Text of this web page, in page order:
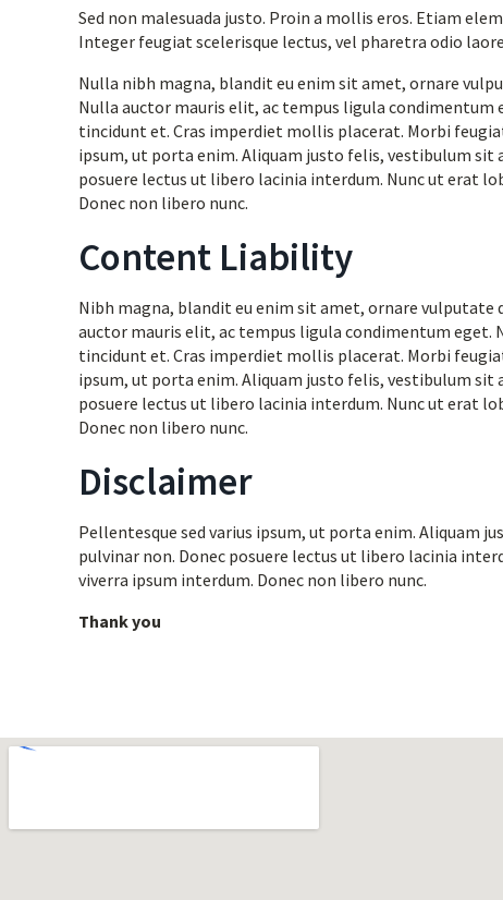
Sed non malesuada justo. Proin a mollis eros. Etiam
Integer feugiat scelerisque lectus, vel pharetra odio
Nulla nibh magna, blandit eu enim sit amet, ornare
Nulla auctor mauris elit, ac tempus ligula condimentum
tincidunt et. Cras imperdiet mollis placerat. Morbi
ipsum, ut porta enim. Aliquam justo felis, vestibulum
posuere lectus ut libero lacinia interdum. Nunc ut erat
Donec non libero nunc.
Content Liability
Nibh magna, blandit eu enim sit amet, ornare
auctor mauris elit, ac tempus ligula condimentum eget.
tincidunt et. Cras imperdiet mollis placerat. Morbi
ipsum, ut porta enim. Aliquam justo felis, vestibulum
posuere lectus ut libero lacinia interdum. Nunc ut erat
Donec non libero nunc.
Disclaimer
Pellentesque sed varius ipsum, ut porta enim. Aliquam
pulvinar non. Donec posuere lectus ut libero lacinia
viverra ipsum interdum. Donec non libero nunc.
Thank you